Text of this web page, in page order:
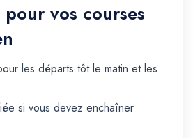
vos courses
les départs tôt le matin et les
si vous devez enchaîner